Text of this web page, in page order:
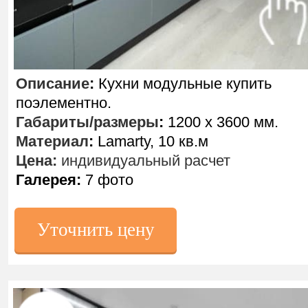
Уточнить цену
Описание: Кухни модульные купить
поэлементно.
Габариты/размеры: 1200 х 3600 мм.
Материал: Lamarty, 10 кв.м
Цена: индивидуальный расчет
Галерея: 7 фото